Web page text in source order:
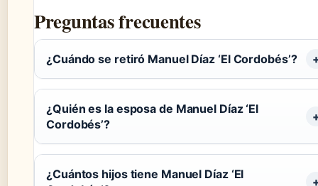
Preguntas frecuentes
¿Cuándo se retiró Manuel Díaz ‘El Cordobés’?
¿Quién es la esposa de Manuel Díaz ‘El
Cordobés’?
¿Cuántos hijos tiene Manuel Díaz ‘El